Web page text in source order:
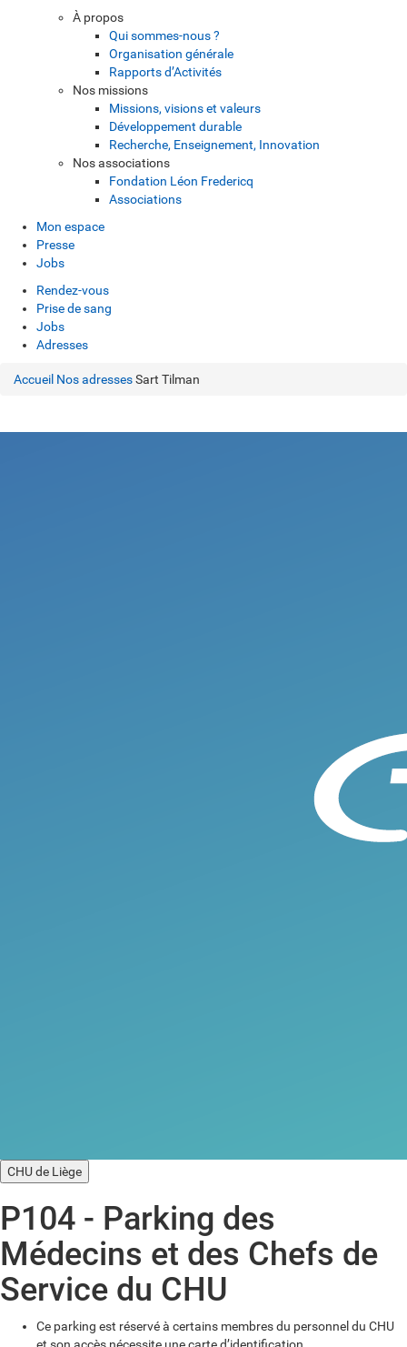
À propos
Qui sommes-nous ?
Organisation générale
Rapports d’Activités
Nos missions
Missions, visions et valeurs
Développement durable
Recherche, Enseignement, Innovation
Nos associations
Fondation Léon Fredericq
Associations
Mon espace
Presse
Jobs
Rendez-vous
Prise de sang
Jobs
Adresses
Accueil Nos adressesSart Tilman
CHU de Liège
P104 - Parking des
Médecins et des Chefs de
Service du CHU
Ce parking est réservé à certains membres du personnel du CHU